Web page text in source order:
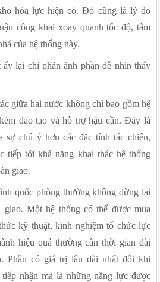
hỏa lực hiện có. Đó cũng là lý do
công khai xoay quanh tốc độ, tầm
của hệ thống này.
lại chỉ phản ánh phần dễ nhìn thấy
giữa hai nước không chỉ bao gồm hệ
đào tạo và hỗ trợ hậu cần. Đây là
sự chú ý hơn các đặc tính tác chiến,
tiếp tới khả năng khai thác hệ thống
giao.
quốc phòng thường không dừng lại
Một hệ thống có thể được mua
kỹ thuật, kinh nghiệm tổ chức lực
hiệu quả thường cần thời gian dài
Phần có giá trị lâu dài nhất đôi khi
nhận mà là những năng lực được